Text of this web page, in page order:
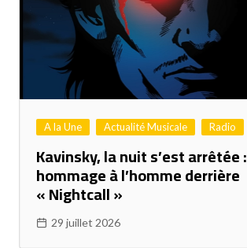
A la Une Actualité Musicale Radio
Kavinsky, la nuit s’est arrêtée :
hommage à l’homme derrière
« Nightcall »
29 juillet 2026